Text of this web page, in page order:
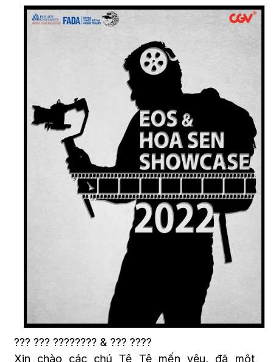
??? ??? ???????? & ??? ????
Xin chào các chú Tê Tê mến yêu, đã một